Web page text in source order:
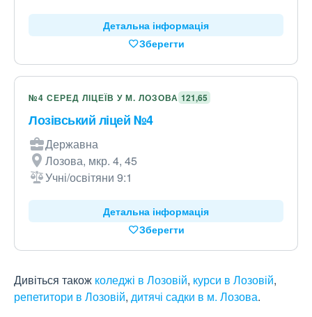
Детальна інформація
Зберегти
№4 СЕРЕД ЛІЦЕЇВ У М. ЛОЗОВА 121,65
Лозівський ліцей №4
Державна
Лозова, мкр. 4, 45
Учні/освітяни 9:1
Детальна інформація
Зберегти
Дивіться також коледжі в Лозовій, курси в Лозовій,
репетитори в Лозовій, дитячі садки в м. Лозова.